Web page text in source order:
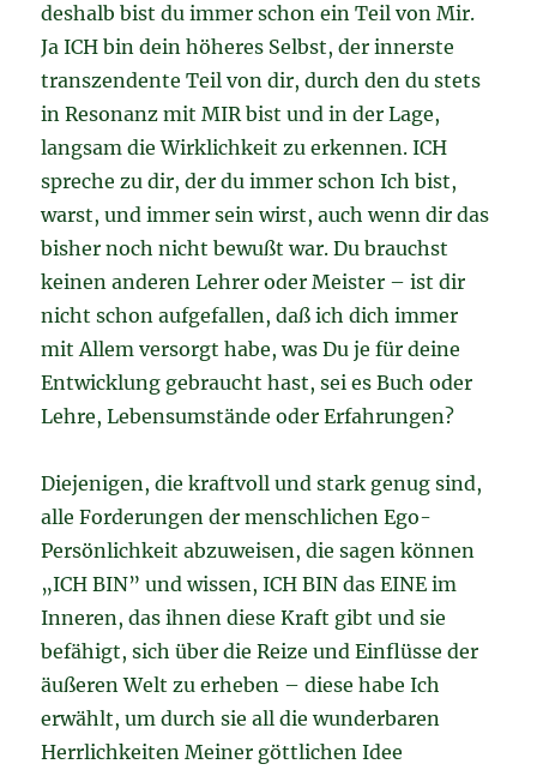
deshalb bist du immer schon ein Teil von Mir.
Ja ICH bin dein höheres Selbst, der innerste
transzendente Teil von dir, durch den du stets
in Resonanz mit MIR bist und in der Lage,
langsam die Wirklichkeit zu erkennen. ICH
spreche zu dir, der du immer schon Ich bist,
warst, und immer sein wirst, auch wenn dir das
bisher noch nicht bewußt war. Du brauchst
keinen anderen Lehrer oder Meister – ist dir
nicht schon aufgefallen, daß ich dich immer
mit Allem versorgt habe, was Du je für deine
Entwicklung gebraucht hast, sei es Buch oder
Lehre, Lebensumstände oder Erfahrungen?
Diejenigen, die kraftvoll und stark genug sind,
alle Forderungen der menschlichen Ego-
Persönlichkeit abzuweisen, die sagen können
„ICH BIN” und wissen, ICH BIN das EINE im
Inneren, das ihnen diese Kraft gibt und sie
befähigt, sich über die Reize und Einflüsse der
äußeren Welt zu erheben – diese habe Ich
erwählt, um durch sie all die wunderbaren
Herrlichkeiten Meiner göttlichen Idee